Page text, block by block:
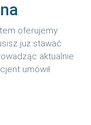
oferujemy
już stawać
aktualnie
umówił